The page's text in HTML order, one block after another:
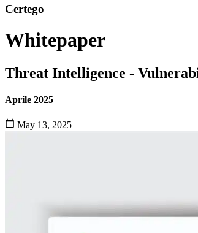
Certego
Whitepaper
Threat Intelligence -
Aprile 2025
May 13, 2025